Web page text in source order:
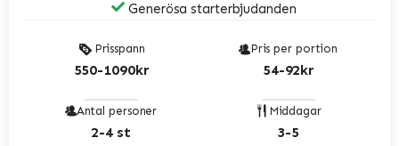
Generösa starterbjudanden
Prisspann
550-1090kr
Pris per portion
54-92kr
Antal personer
2-4 st
Middagar
3-5